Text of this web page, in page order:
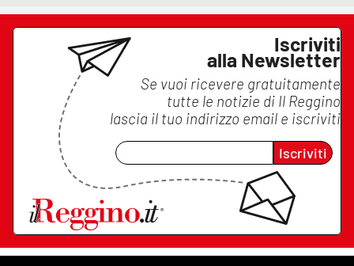
Iscriviti
alla Newsletter
Se vuoi ricevere gratuitamente
tutte le notizie di Il Reggino
lascia il tuo indirizzo email e iscriviti
Iscriviti